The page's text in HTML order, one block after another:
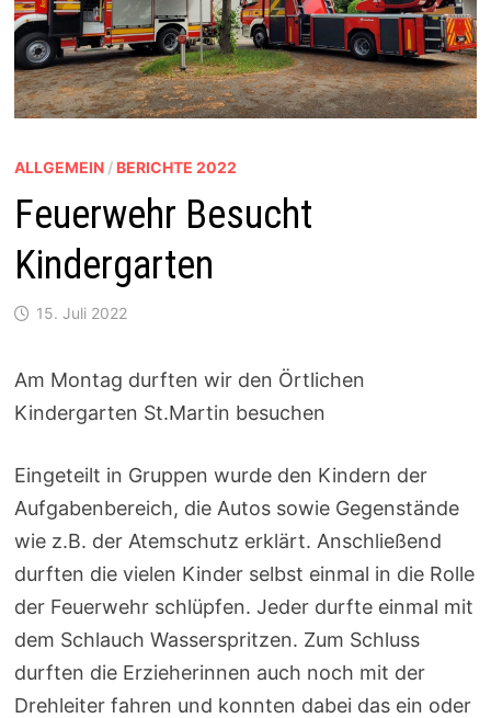
ALLGEMEIN/ BERICHTE 2022
Feuerwehr Besucht
Kindergarten
15. Juli 2022
Am Montag durften wir den Örtlichen
Kindergarten St.Martin besuchen
Eingeteilt in Gruppen wurde den Kindern der
Aufgabenbereich, die Autos sowie Gegenstände
wie z.B. der Atemschutz erklärt. Anschließend
durften die vielen Kinder selbst einmal in die Rolle
der Feuerwehr schlüpfen. Jeder durfte einmal mit
dem Schlauch Wasserspritzen. Zum Schluss
durften die Erzieherinnen auch noch mit der
Drehleiter fahren und konnten dabei das ein oder